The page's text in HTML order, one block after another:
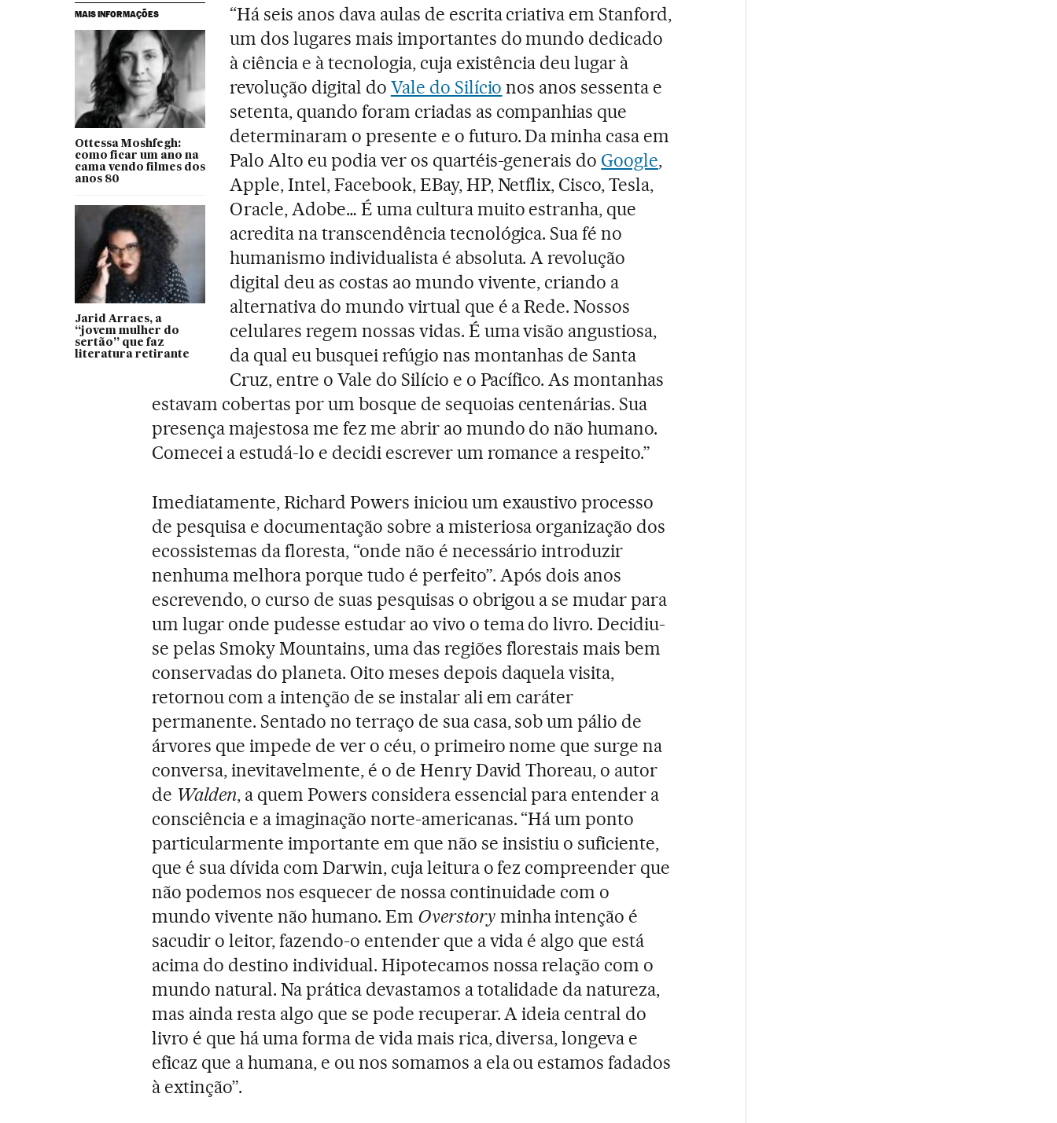
MAIS INFORMAÇÕES
Ottessa Moshfegh:
como ficar um ano na
cama vendo filmes dos
anos 80
Jarid Arraes, a
“jovem mulher do
sertão” que faz
literatura retirante
“Há seis anos dava aulas de escrita criativa em Stanford,
um dos lugares mais importantes do mundo dedicado
à ciência e à tecnologia, cuja existência deu lugar à
revolução digital do Vale do Silício nos anos sessenta e
setenta, quando foram criadas as companhias que
determinaram o presente e o futuro. Da minha casa em
Palo Alto eu podia ver os quartéis-generais do Google,
Apple, Intel, Facebook, EBay, HP, Netflix, Cisco, Tesla,
Oracle, Adobe… É uma cultura muito estranha, que
acredita na transcendência tecnológica. Sua fé no
humanismo individualista é absoluta. A revolução
digital deu as costas ao mundo vivente, criando a
alternativa do mundo virtual que é a Rede. Nossos
celulares regem nossas vidas. É uma visão angustiosa,
da qual eu busquei refúgio nas montanhas de Santa
Cruz, entre o Vale do Silício e o Pacífico. As montanhas
estavam cobertas por um bosque de sequoias centenárias. Sua
presença majestosa me fez me abrir ao mundo do não humano.
Comecei a estudá-lo e decidi escrever um romance a respeito.”
Imediatamente, Richard Powers iniciou um exaustivo processo
de pesquisa e documentação sobre a misteriosa organização dos
ecossistemas da floresta, “onde não é necessário introduzir
nenhuma melhora porque tudo é perfeito”. Após dois anos
escrevendo, o curso de suas pesquisas o obrigou a se mudar para
um lugar onde pudesse estudar ao vivo o tema do livro. Decidiu-
se pelas Smoky Mountains, uma das regiões florestais mais bem
conservadas do planeta. Oito meses depois daquela visita,
retornou com a intenção de se instalar ali em caráter
permanente. Sentado no terraço de sua casa, sob um pálio de
árvores que impede de ver o céu, o primeiro nome que surge na
conversa, inevitavelmente, é o de Henry David Thoreau, o autor
de Walden, a quem Powers considera essencial para entender a
consciência e a imaginação norte-americanas. “Há um ponto
particularmente importante em que não se insistiu o suficiente,
que é sua dívida com Darwin, cuja leitura o fez compreender que
não podemos nos esquecer de nossa continuidade com o
mundo vivente não humano. Em Overstory minha intenção é
sacudir o leitor, fazendo-o entender que a vida é algo que está
acima do destino individual. Hipotecamos nossa relação com o
mundo natural. Na prática devastamos a totalidade da natureza,
mas ainda resta algo que se pode recuperar. A ideia central do
livro é que há uma forma de vida mais rica, diversa, longeva e
eficaz que a humana, e ou nos somamos a ela ou estamos fadados
à extinção”.